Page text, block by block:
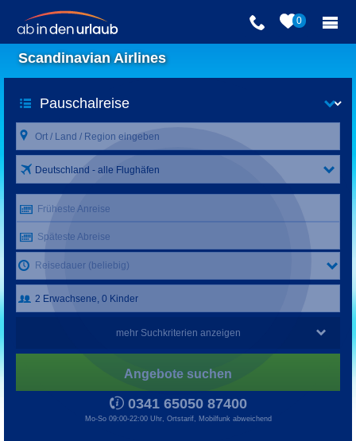
0
Scandinavian Airlines
Deutschland - alle Flughäfen
Früheste Anreise
Späteste Abreise
Reisedauer (beliebig)
mehr Suchkriterien anzeigen
Angebote suchen
0341 65050 87400
Mo-So 09:00-22:00 Uhr, Ortstarif, Mobilfunk abweichend